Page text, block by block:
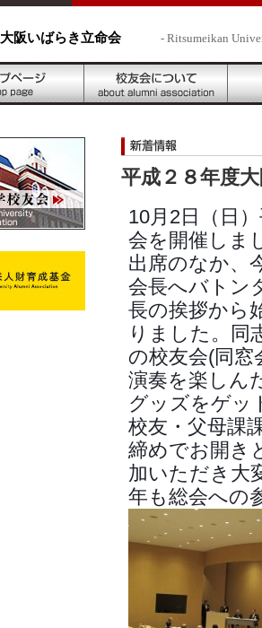
大阪いばらき立命会 - Ritsumeikan
平成２８年度
10月2日（日
会を開催しま
出席のなか、
会長へバトン
長の挨拶から
りました。同
の校友会(同
演奏を楽しん
グッズをゲッ
校友・父母課
締めでお開き
加いただき大
年も総会への